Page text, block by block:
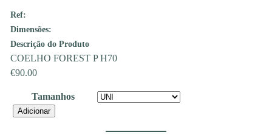
Ref:
Dimensões:
Descrição do Produto
COELHO FOREST P H70
€90.00
Tamanhos
Quantidade
Adicionar